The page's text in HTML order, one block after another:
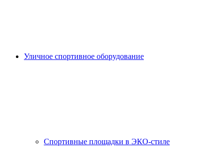
Уличное спортивное оборудование
Спортивные площадки в ЭКО-стиле